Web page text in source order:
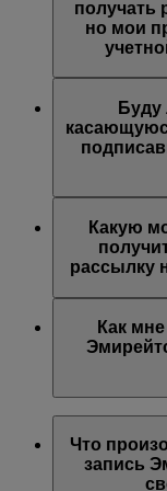
предложений
flydubai. Ваши
вашему
получать
но мои
связан с
Эмирейтс
совпадает с
Skywards.
Личные
компании
flydubai
Какую
рассылку
электронной
письма.
вашей
Как
Skywards или
любой момент.
Что
запись